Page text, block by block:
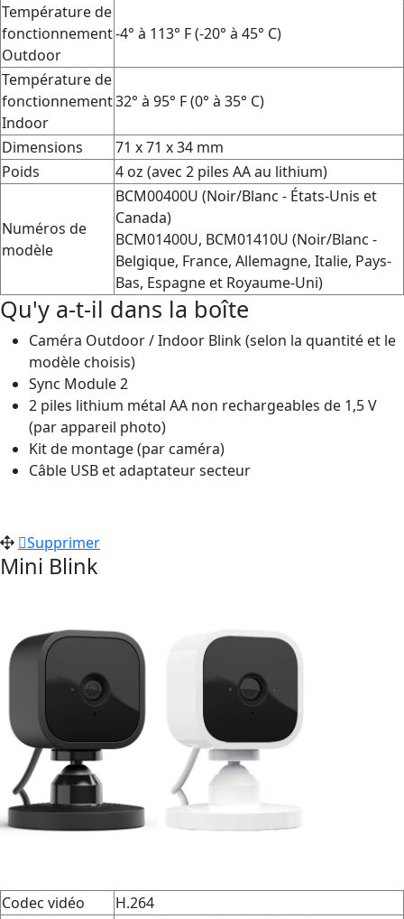
Température de
fonctionnement
Outdoor
-4° à 113° F (-20° à 45° C)
Température de
fonctionnement
Indoor
32° à 95° F (0° à 35° C)
Dimensions
71 x 71 x 34 mm
Poids
4 oz (avec 2 piles AA au lithium)
Numéros de
modèle
BCM00400U (Noir/Blanc - États-Unis et
Canada)
BCM01400U, BCM01410U (Noir/Blanc -
Belgique, France, Allemagne, Italie, Pays-
Bas, Espagne et Royaume-Uni)
Qu'y a-t-il dans la boîte
Caméra Outdoor / Indoor Blink (selon la quantité et le
modèle choisis)
Sync Module 2
2 piles lithium métal AA non rechargeables de 1,5 V
(par appareil photo)
Kit de montage (par caméra)
Câble USB et adaptateur secteur
Supprimer
Mini Blink
Codec vidéo
H.264